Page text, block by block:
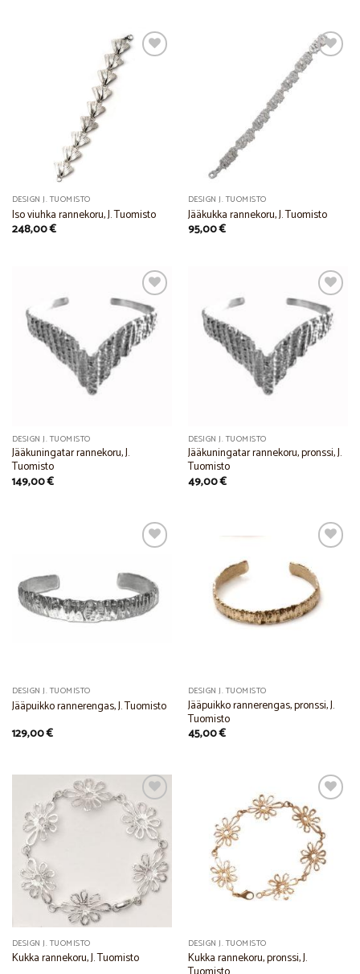
DESIGN J. TUOMISTO
Iso viuhka rannekoru, J. Tuomisto
248,00€
DESIGN J. TUOMISTO
Jääkukka rannekoru, J. Tuomisto
95,00€
Add to
Wishlist
DESIGN J. TUOMISTO
Jääkuningatar rannekoru, J.
Tuomisto
149,00€
Add to
Wishlist
DESIGN J. TUOMISTO
Jääkuningatar rannekoru, pronssi, J.
Tuomisto
49,00€
Add to
Wishlist
DESIGN J. TUOMISTO
Jääpuikko rannerengas, J. Tuomisto
129,00€
Add to
Wishlist
DESIGN J. TUOMISTO
Jääpuikko rannerengas, pronssi, J.
Tuomisto
45,00€
Add to
Wishlist
DESIGN J. TUOMISTO
Kukka rannekoru, J. Tuomisto
Add to
Wishlist
DESIGN J. TUOMISTO
Kukka rannekoru, pronssi, J.